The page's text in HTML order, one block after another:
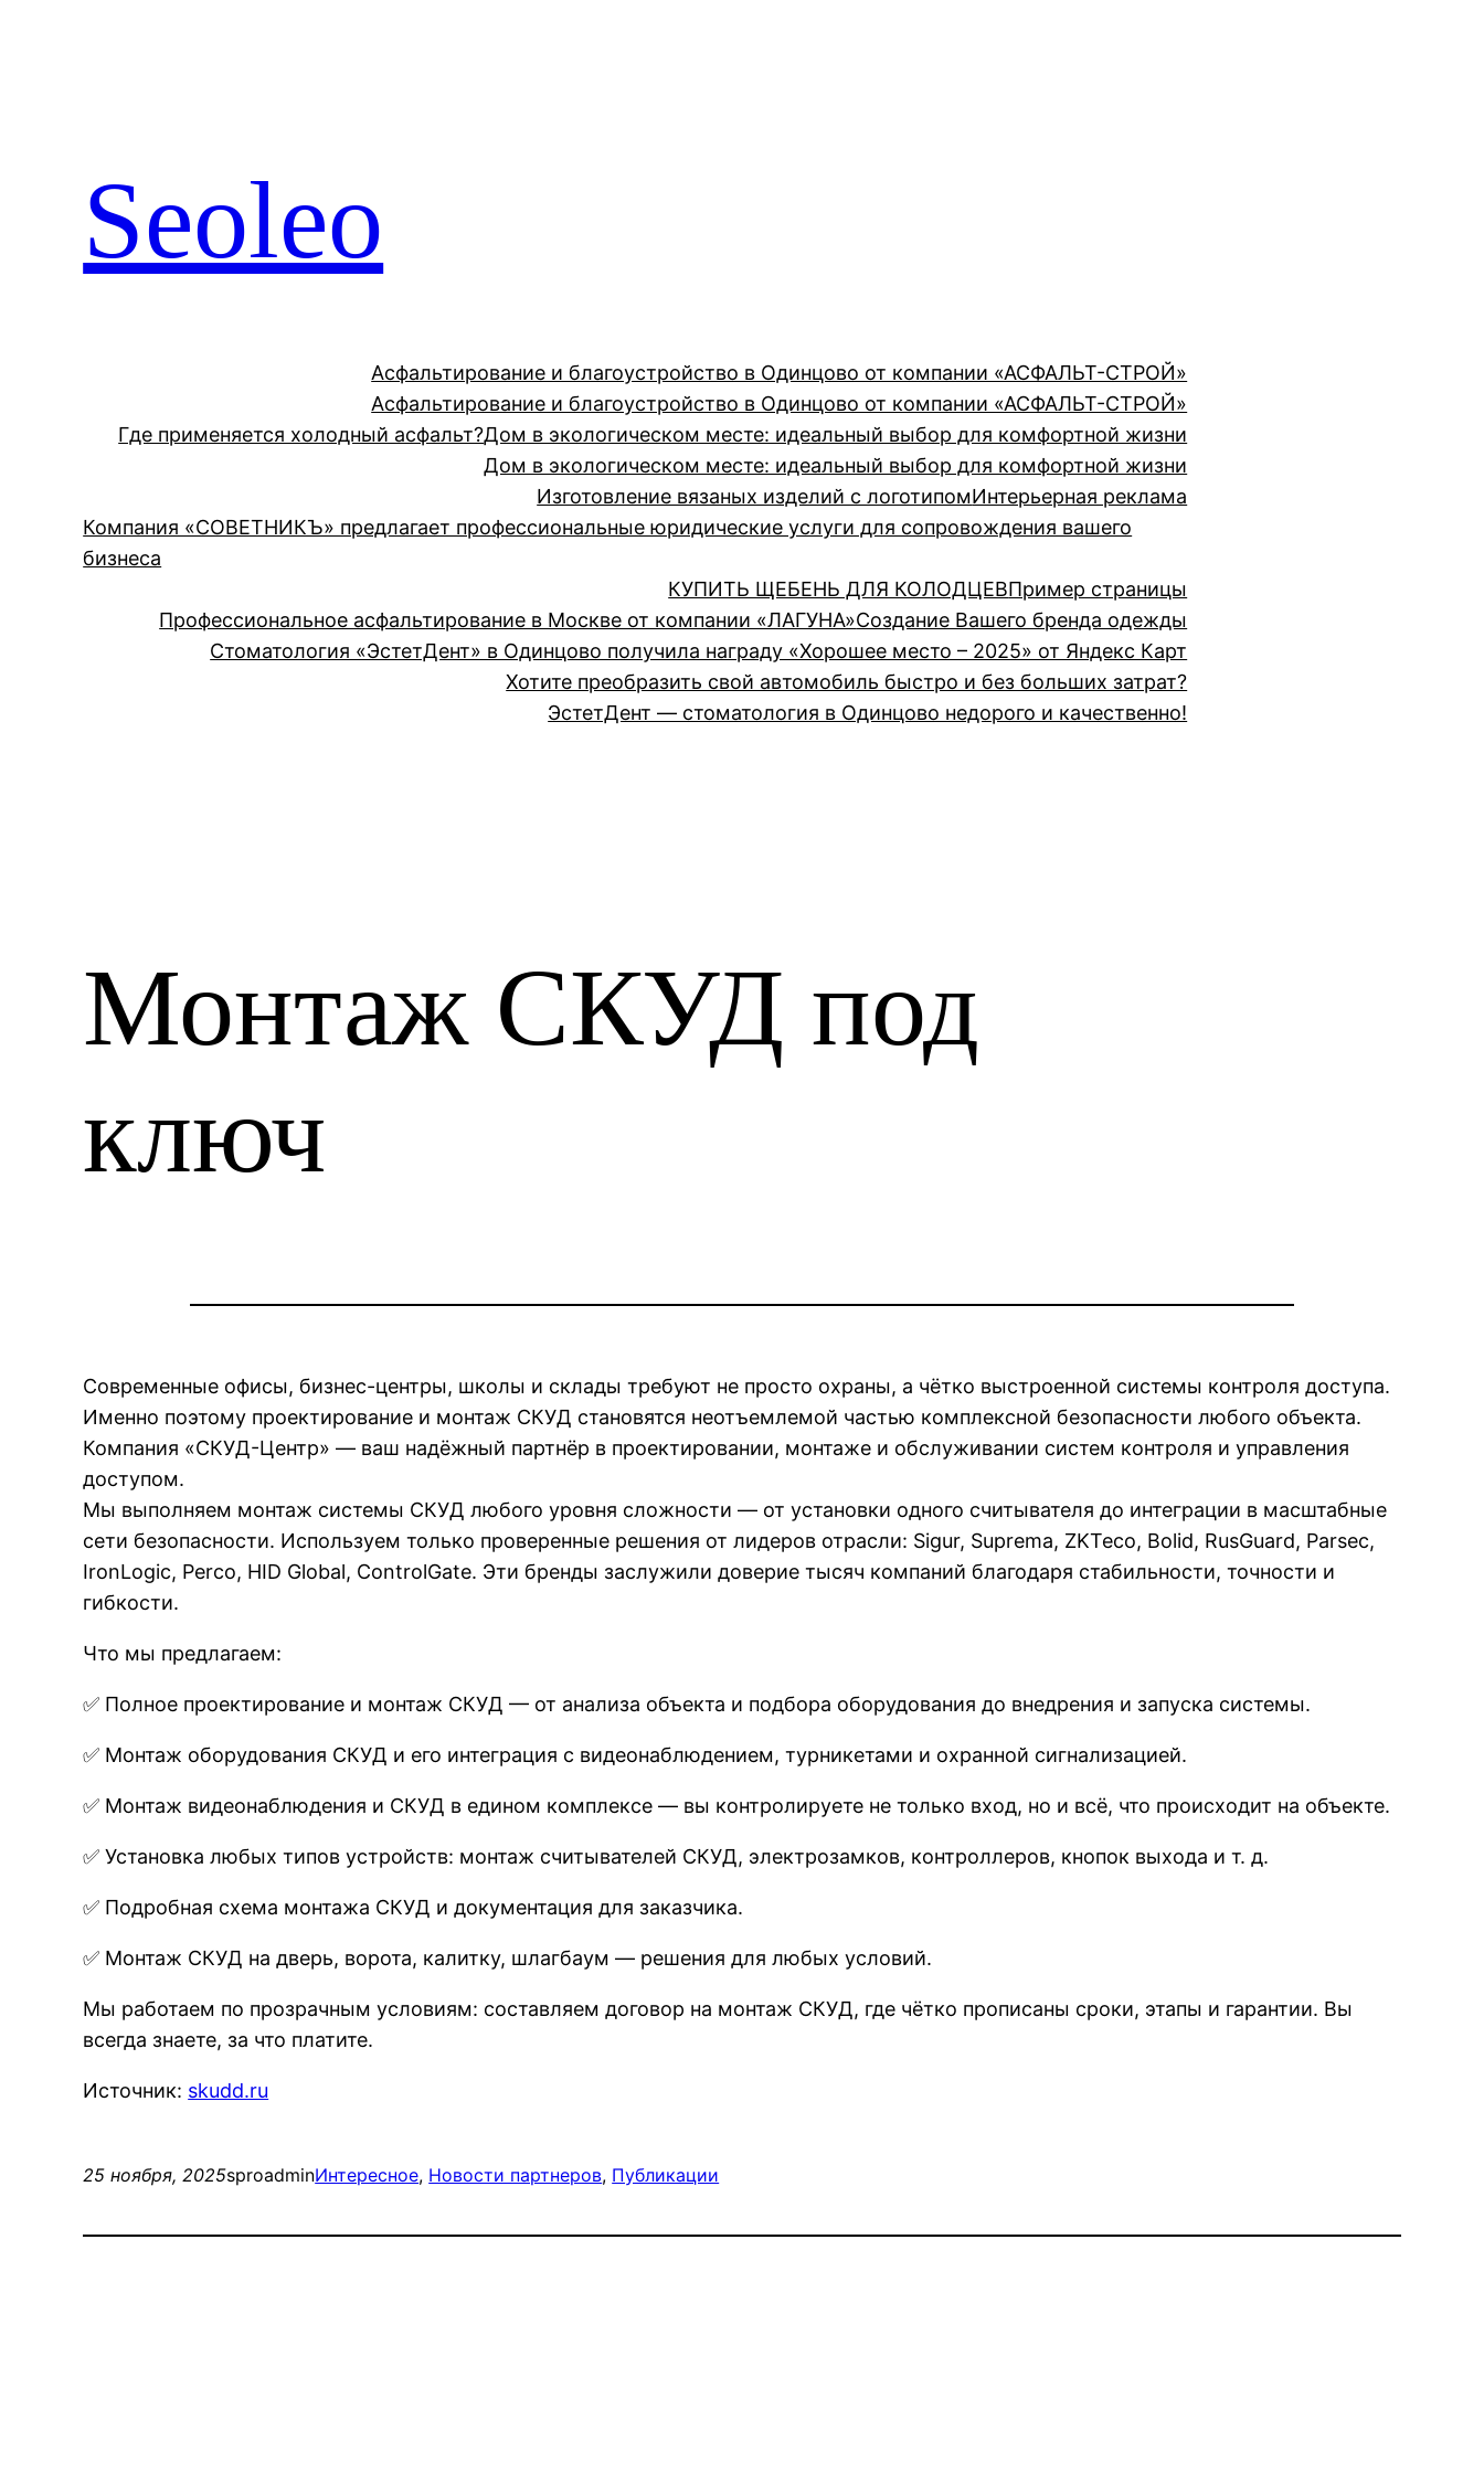
Seoleo
Асфальтирование и благоустройство в Одинцово от компании «АСФАЛЬТ-СТРОЙ»
Асфальтирование и благоустройство в Одинцово от компании «АСФАЛЬТ-СТРОЙ»
Где применяется холодный асфальт?Дом в экологическом месте: идеальный выбор для комфортной жизни
Дом в экологическом месте: идеальный выбор для комфортной жизни
Изготовление вязаных изделий с логотипомИнтерьерная реклама
Компания «СОВЕТНИКЪ» предлагает профессиональные юридические услуги для сопровождения вашего
бизнеса
КУПИТЬ ЩЕБЕНЬ ДЛЯ КОЛОДЦЕВПример страницы
Профессиональное асфальтирование в Москве от компании «ЛАГУНА»Создание Вашего бренда одежды
Стоматология «ЭстетДент» в Одинцово получила награду «Хорошее место – 2025» от Яндекс Карт
Хотите преобразить свой автомобиль быстро и без больших затрат?
ЭстетДент — стоматология в Одинцово недорого и качественно!
Монтаж СКУД под
ключ
Современные офисы, бизнес-центры, школы и склады требуют не просто охраны, а чётко выстроенной системы контроля доступа.
Именно поэтому проектирование и монтаж СКУД становятся неотъемлемой частью комплексной безопасности любого объекта.
Компания «СКУД-Центр» — ваш надёжный партнёр в проектировании, монтаже и обслуживании систем контроля и управления
доступом.
Мы выполняем монтаж системы СКУД любого уровня сложности — от установки одного считывателя до интеграции в масштабные
сети безопасности. Используем только проверенные решения от лидеров отрасли: Sigur, Suprema, ZKTeco, Bolid, RusGuard, Parsec,
IronLogic, Perco, HID Global, ControlGate. Эти бренды заслужили доверие тысяч компаний благодаря стабильности, точности и
гибкости.
Что мы предлагаем:
✅ Полное проектирование и монтаж СКУД — от анализа объекта и подбора оборудования до внедрения и запуска системы.
✅ Монтаж оборудования СКУД и его интеграция с видеонаблюдением, турникетами и охранной сигнализацией.
✅ Монтаж видеонаблюдения и СКУД в едином комплексе — вы контролируете не только вход, но и всё, что происходит на объекте.
✅ Установка любых типов устройств: монтаж считывателей СКУД, электрозамков, контроллеров, кнопок выхода и т. д.
✅ Подробная схема монтажа СКУД и документация для заказчика.
✅ Монтаж СКУД на дверь, ворота, калитку, шлагбаум — решения для любых условий.
Мы работаем по прозрачным условиям: составляем договор на монтаж СКУД, где чётко прописаны сроки, этапы и гарантии. Вы
всегда знаете, за что платите.
Источник: skudd.ru
25 ноября, 2025sproadminИнтересное, Новости партнеров, Публикации